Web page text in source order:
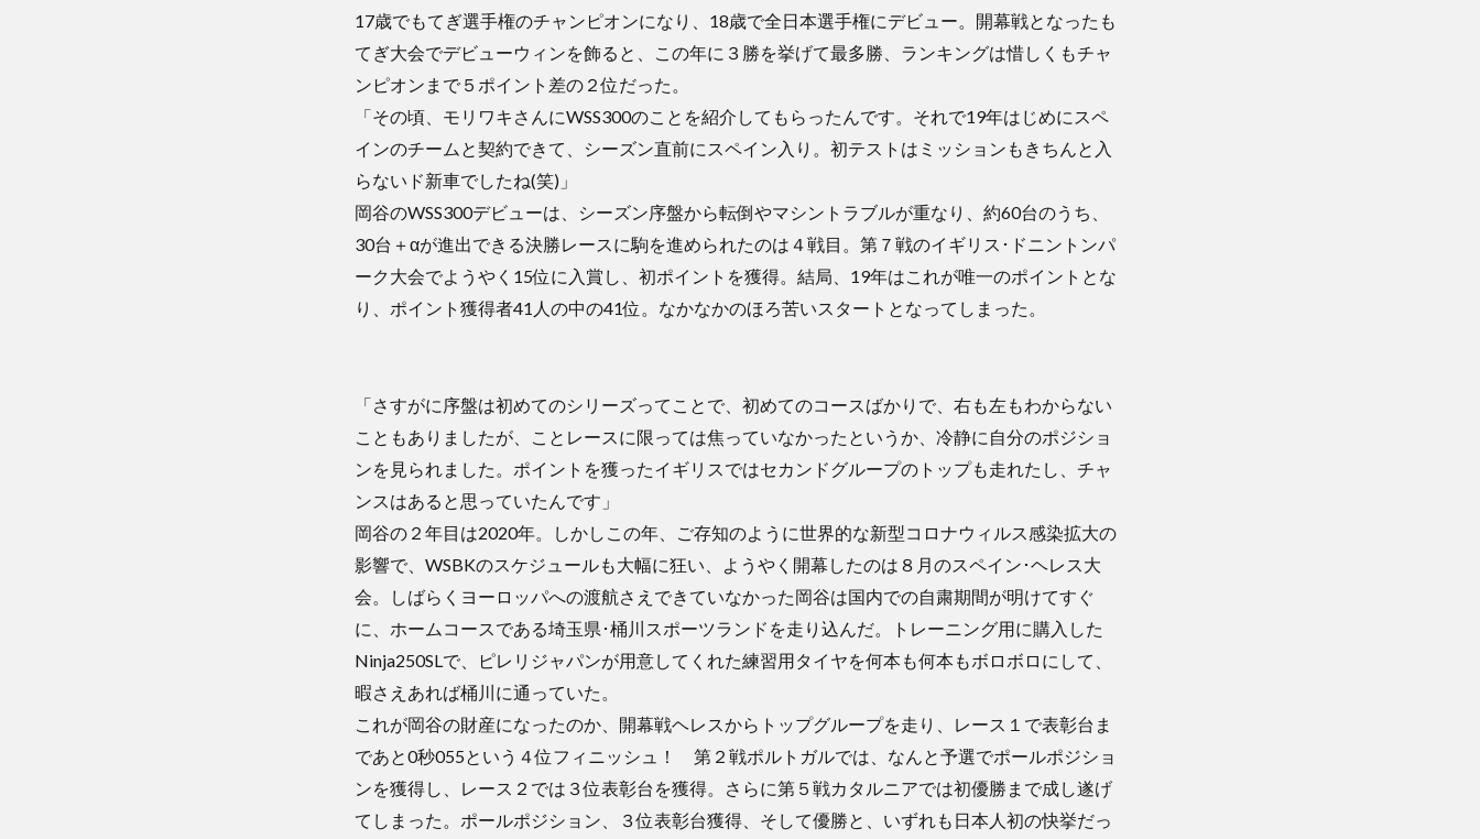
17歳でもてぎ選手権のチャンピオンになり、18歳で全日本選手権にデビュー。開幕戦となったも
てぎ大会でデビューウィンを飾ると、この年に３勝を挙げて最多勝、ランキングは惜しくもチャ
ンピオンまで５ポイント差の２位だった。
「その頃、モリワキさんにWSS300のことを紹介してもらったんです。それで19年はじめにスペ
インのチームと契約できて、シーズン直前にスペイン入り。初テストはミッションもきちんと入
らないド新車でしたね(笑)」
岡谷のWSS300デビューは、シーズン序盤から転倒やマシントラブルが重なり、約60台のうち、
30台＋αが進出できる決勝レースに駒を進められたのは４戦目。第７戦のイギリス･ドニントンパ
ーク大会でようやく15位に入賞し、初ポイントを獲得。結局、19年はこれが唯一のポイントとな
り、ポイント獲得者41人の中の41位。なかなかのほろ苦いスタートとなってしまった。
「さすがに序盤は初めてのシリーズってことで、初めてのコースばかりで、右も左もわからない
こともありましたが、ことレースに限っては焦っていなかったというか、冷静に自分のポジショ
ンを見られました。ポイントを獲ったイギリスではセカンドグループのトップも走れたし、チャ
ンスはあると思っていたんです」
岡谷の２年目は2020年。しかしこの年、ご存知のように世界的な新型コロナウィルス感染拡大の
影響で、WSBKのスケジュールも大幅に狂い、ようやく開幕したのは８月のスペイン･ヘレス大
会。しばらくヨーロッパへの渡航さえできていなかった岡谷は国内での自粛期間が明けてすぐ
に、ホームコースである埼玉県･桶川スポーツランドを走り込んだ。トレーニング用に購入した
Ninja250SLで、ピレリジャパンが用意してくれた練習用タイヤを何本も何本もボロボロにして、
暇さえあれば桶川に通っていた。
これが岡谷の財産になったのか、開幕戦ヘレスからトップグループを走り、レース１で表彰台ま
であと0秒055という４位フィニッシュ！ 第２戦ポルトガルでは、なんと予選でポールポジショ
ンを獲得し、レース２では３位表彰台を獲得。さらに第５戦カタルニアでは初優勝まで成し遂げ
てしまった。ポールポジション、３位表彰台獲得、そして優勝と、いずれも日本人初の快挙だっ